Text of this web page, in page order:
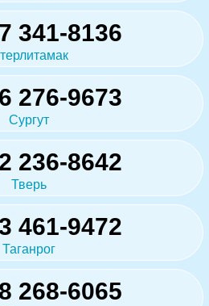
341-8136
276-9673
Сургут
236-8642
Тверь
461-9472
Таганрог
268-6065